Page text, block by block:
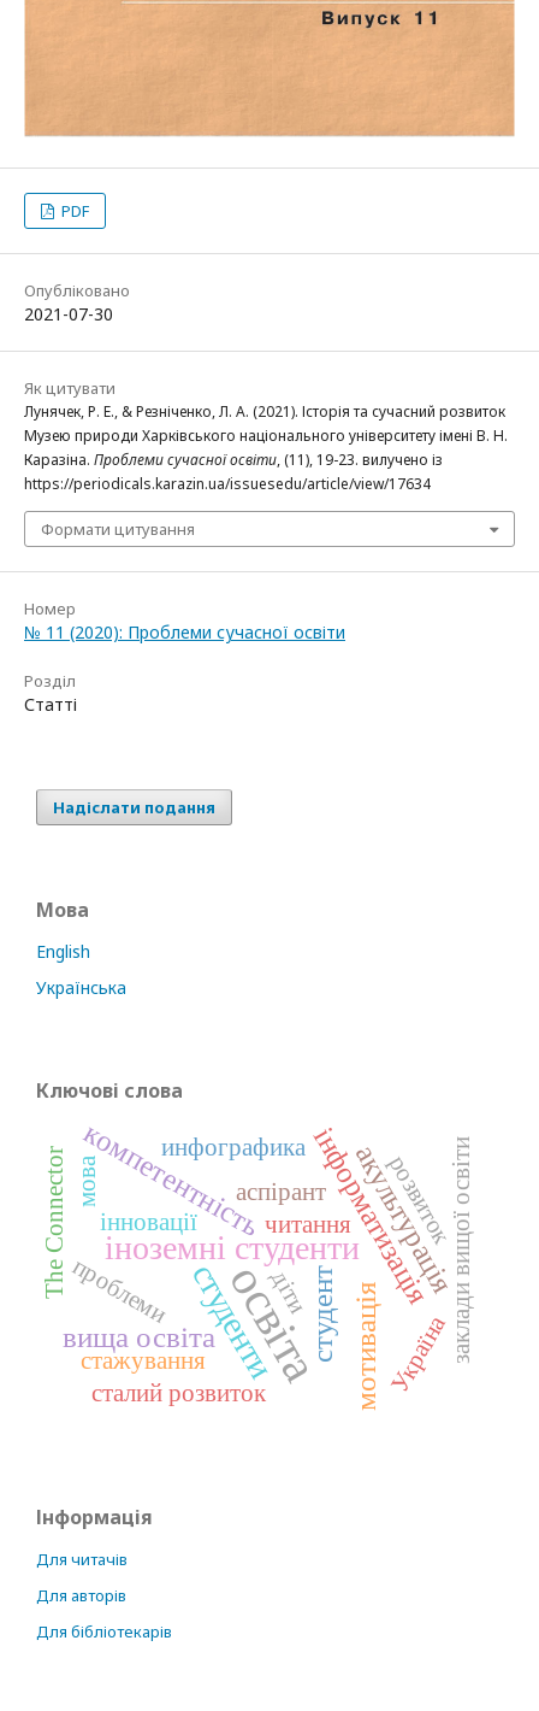
PDF
Опубліковано
2021-07-30
Як цитувати
Лунячек, Р. Е., & Резніченко, Л. А. (2021). Історія та сучасний розвиток
Музею природи Харківського національного університету імені В. Н.
Каразіна. Проблеми сучасної освіти, (11), 19-23. вилучено із
https://periodicals.karazin.ua/issuesedu/article/view/17634
Формати цитування
Номер
№ 11 (2020): Проблеми сучасної освіти
Розділ
Статті
Надіслати подання
Мова
English
Українська
Ключові слова
освіта
іноземні студенти
студенти
інформатизація
студент
компетентність
мотивація
акультурація
вища освіта
инфографика
аспірант
заклади вищої освіти
інновації
проблеми
Україна
сталий розвиток
розвиток
діти
The Connector
стажування
мова
читання
Інформація
Для читачів
Для авторів
Для бібліотекарів